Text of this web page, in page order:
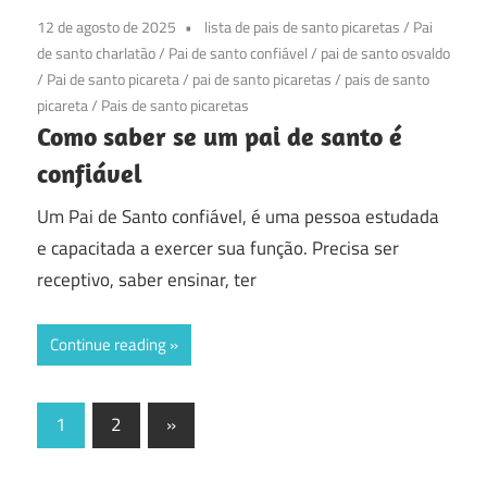
12 de agosto de 2025 lista de pais de santo picaretas/ Pai
de santo charlatão/ Pai de santo confiável/ pai de santo osvaldo
/ Pai de santo picareta/ pai de santo picaretas/ pais de santo
picareta/ Pais de santo picaretas
Como saber se um pai de santo é
confiável
Um Pai de Santo confiável, é uma pessoa estudada
e capacitada a exercer sua função. Precisa ser
receptivo, saber ensinar, ter
Continue reading
Paginação
1 2
Next
Posts
»